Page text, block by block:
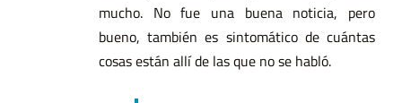
mucho. No fue una buena noticia, pero
bueno, también es sintomático de cuántas
cosas están allí de las que no se habló.